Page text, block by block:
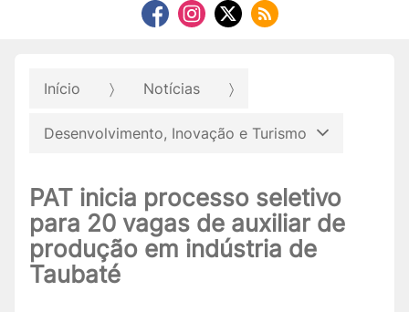
Início Notícias
Desenvolvimento, Inovação e Turismo
PAT inicia processo seletivo
para 20 vagas de auxiliar de
produção em indústria de
Taubaté